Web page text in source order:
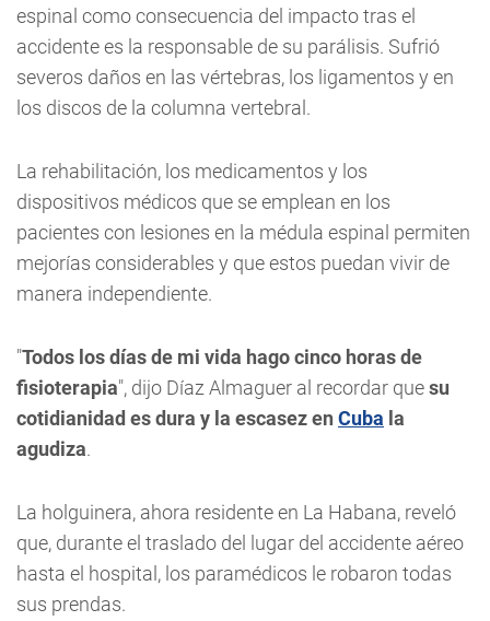
espinal como consecuencia del impacto tras el
accidente es la responsable de su parálisis. Sufrió
severos daños en las vértebras, los ligamentos y en
los discos de la columna vertebral.
La rehabilitación, los medicamentos y los
dispositivos médicos que se emplean en los
pacientes con lesiones en la médula espinal permiten
mejorías considerables y que estos puedan vivir de
manera independiente.
"Todos los días de mi vida hago cinco horas de
fisioterapia", dijo Díaz Almaguer al recordar quesu
cotidianidad es dura y la escasez en Cuba la
agudiza.
La holguinera, ahora residente en La Habana, reveló
que, durante el traslado del lugar del accidente aéreo
hasta el hospital, los paramédicos le robaron todas
sus prendas.